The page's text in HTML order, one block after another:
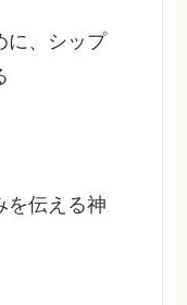
に、シップ
を伝える神